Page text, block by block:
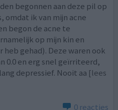
begonnen aan deze pil op
omdat ik van mijn acne
begon de acne te
op mijn kin en
gehad). Deze waren ook
0.0 en erg snel geïrriteerd,
depressief. Nooit aa [lees
0 reacties